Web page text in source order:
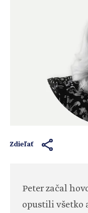
Zdieľať
Peter začal
opustili všetko